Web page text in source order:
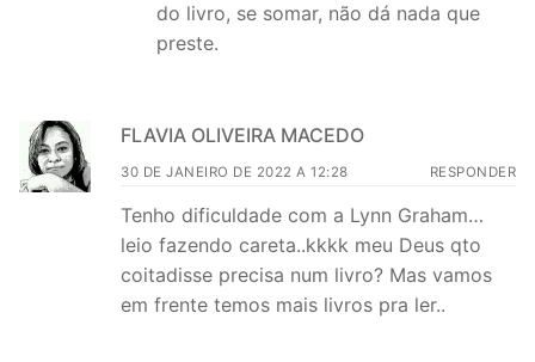
do livro, se somar, não dá nada que
preste.
FLAVIA OLIVEIRA MACEDO
30 DE JANEIRO DE 2022 A 12:28 RESPONDER
Tenho dificuldade com a Lynn Graham…
leio fazendo careta..kkkk meu Deus qto
coitadisse precisa num livro? Mas vamos
em frente temos mais livros pra ler..